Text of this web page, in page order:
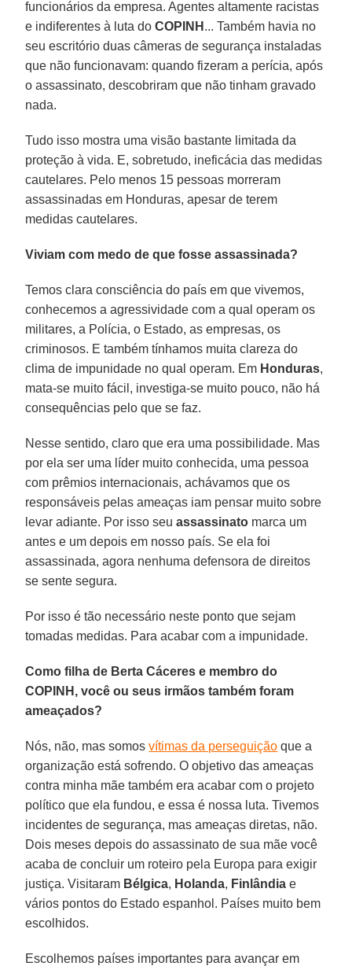
funcionários da empresa. Agentes altamente racistas
e indiferentes à luta doCOPINH ... Também havia no
seu escritório duas câmeras de segurança instaladas
que não funcionavam: quando fizeram a perícia, após
o assassinato, descobriram que não tinham gravado
nada.
Tudo isso mostra uma visão bastante limitada da
proteção à vida. E, sobretudo, ineficácia das medidas
cautelares. Pelo menos 15 pessoas morreram
assassinadas em Honduras, apesar de terem
medidas cautelares.
Viviam com medo de que fosse assassinada?
Temos clara consciência do país em que vivemos,
conhecemos a agressividade com a qual operam os
militares, a Polícia, o Estado, as empresas, os
criminosos. E também tínhamos muita clareza do
clima de impunidade no qual operam. Em Honduras,
mata-se muito fácil, investiga-se muito pouco, não há
consequências pelo que se faz.
Nesse sentido, claro que era uma possibilidade. Mas
por ela ser uma líder muito conhecida, uma pessoa
com prêmios internacionais, achávamos que os
responsáveis pelas ameaças iam pensar muito sobre
levar adiante. Por isso seuassassinato marca um
antes e um depois em nosso país. Se ela foi
assassinada, agora nenhuma defensora de direitos
se sente segura.
Por isso é tão necessário neste ponto que sejam
tomadas medidas. Para acabar com a impunidade.
Como filha de Berta Cáceres e membro do
COPINH, você ou seus irmãos também foram
ameaçados?
Nós, não, mas somosvítimas da perseguição que a
organização está sofrendo. O objetivo das ameaças
contra minha mãe também era acabar com o projeto
político que ela fundou, e essa é nossa luta. Tivemos
incidentes de segurança, mas ameaças diretas, não.
Dois meses depois do assassinato de sua mãe você
acaba de concluir um roteiro pela Europa para exigir
justiça. Visitaram Bélgica, Holanda, Finlândia e
vários pontos do Estado espanhol. Países muito bem
escolhidos.
Escolhemos países importantes para avançar em